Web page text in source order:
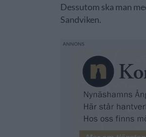
Dessutom ska man
Sandviken.